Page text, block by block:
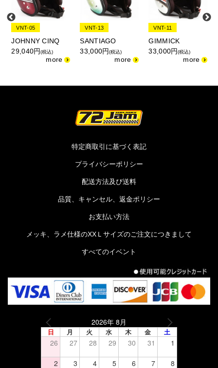
VNT-05
JOHNNY CINQ
29,040円(税込)
VNT-13
SANTIAGO
33,000円(税込)
VNT-11
GIMMICK
33,000円(税込)
特定商取引に基づく表記
プライバシーポリシー
配送方法及び送料
品質、キャンセル、返金ポリシー
お支払い方法
メッキ、ラメ仕様のXXＬサイズのご注文につきまして
すべてのイベント
2026年 8月
日 月 火 水 木 金 土
26 27 28 29 30 31 1
2 3 4 5 6 7 8